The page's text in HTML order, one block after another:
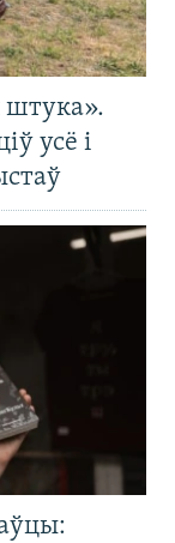
штука».
усё і